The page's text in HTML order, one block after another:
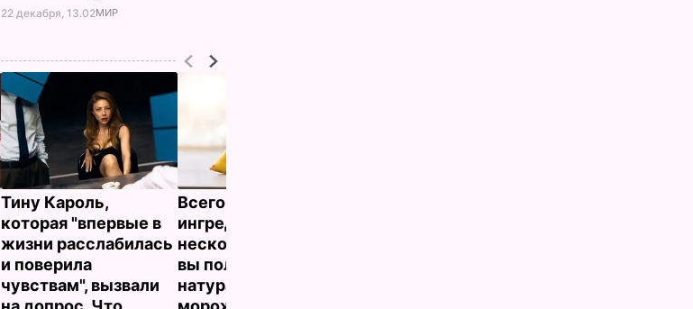
22 декабря, 13.02МИР
Тину Кароль,
которая "впервые в
жизни расслабилась
и поверила
чувствам", вызвали
Всего три
ингредиента и
несколько минут – и
вы получите дома
натуральное